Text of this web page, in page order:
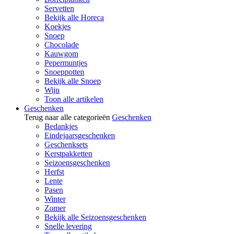
Servetten
Bekijk alle Horeca
Koekjes
Snoep
Chocolade
Kauwgom
Pepermuntjes
Snoeppotten
Bekijk alle Snoep
Wijn
Toon alle artikelen
Geschenken
Terug naar alle categorieën Geschenken
Bedankjes
Eindejaarsgeschenken
Geschenksets
Kerstpakketten
Seizoensgeschenken
Herfst
Lente
Pasen
Winter
Zomer
Bekijk alle Seizoensgeschenken
Snelle levering